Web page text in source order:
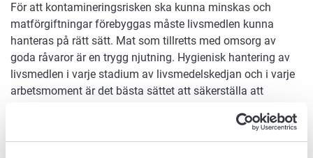
För att kontamineringsrisken ska kunna minskas och
matförgiftningar förebyggas måste livsmedlen kunna
hanteras på rätt sätt. Mat som tillretts med omsorg av
goda råvaror är en trygg njutning. Hygienisk hantering av
livsmedlen i varje stadium av livsmedelskedjan och i varje
arbetsmoment är det bästa sättet att säkerställa att
medarbetarnas trivsel.